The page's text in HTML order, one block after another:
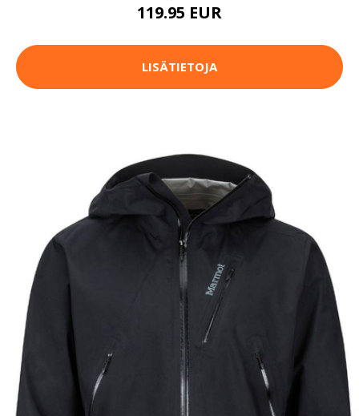
119.95 EUR
LISÄTIETOJA